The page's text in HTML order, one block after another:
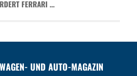
FERRARI …
UND AUTO-MAGAZIN